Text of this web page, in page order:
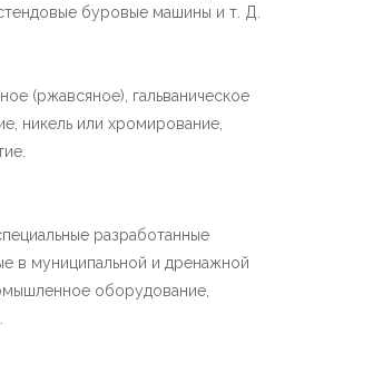
буровые машины и т. Д.
(ржавсяное), гальваническое
никель или хромирование,
разработанные
в муниципальной и дренажной
оборудование,